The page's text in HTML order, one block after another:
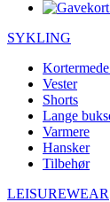
SYKLING
Vester
Shorts
Lange
Varmere
Hansker
Tilbehør
LEISUREWEAR